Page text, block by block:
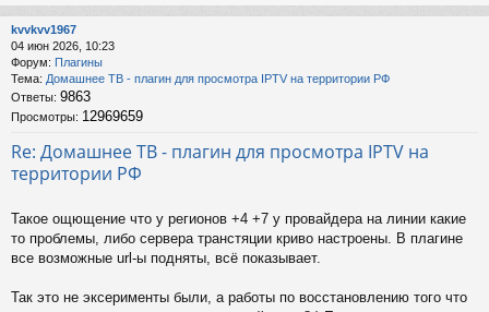
kvvkvv1967
04 июн 2026, 10:23
Форум: Плагины
Тема: Домашнее ТВ - плагин для просмотра IPTV на территории РФ
Ответы: 9863
Просмотры: 12969659
Re: Домашнее ТВ - плагин для просмотра IPTV на
территории РФ
Такое ощющение что у регионов +4 +7 у провайдера на линии какие
то проблемы, либо сервера транстяции криво настроены. В плагине
все возможные url-ы подняты, всё показывает.
Так это не эксерименты были, а работы по восстановлению того что